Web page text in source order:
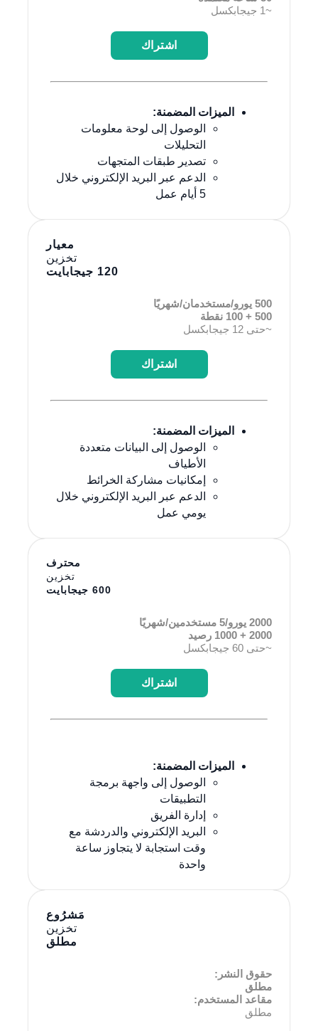
اشتراك
الميزات المضمنة:
الوصول إلى لوحة معلومات
التحليلات
تصدير طبقات المتجهات
الدعم عبر البريد الإلكتروني خلال
تخزين
اشتراك
الميزات المضمنة:
الوصول إلى البيانات متعددة
الأطياف
إمكانيات مشاركة الخرائط
الدعم عبر البريد الإلكتروني خلال
يومي عمل
محترف
اشتراك
الميزات المضمنة:
الوصول إلى واجهة برمجة
التطبيقات
إدارة الفريق
البريد الإلكتروني والدردشة مع
وقت استجابة لا يتجاوز ساعة
مَشرُوع
تخزين
مطلق
حقوق النشر:
مقاعد المستخدم: